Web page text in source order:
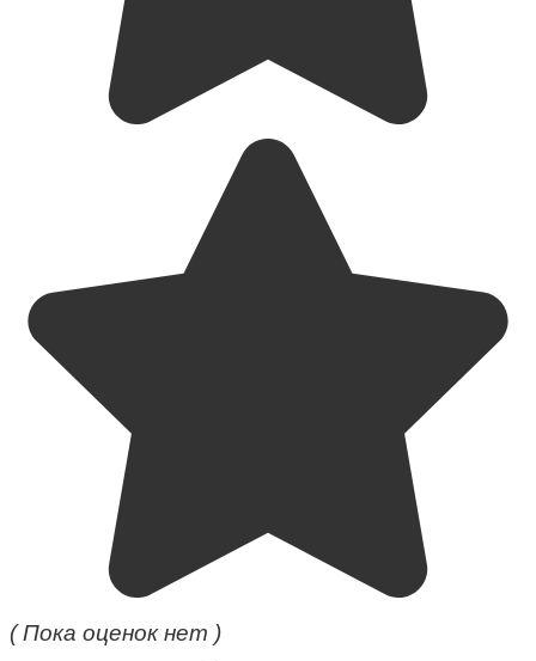
( Пока оценок нет )